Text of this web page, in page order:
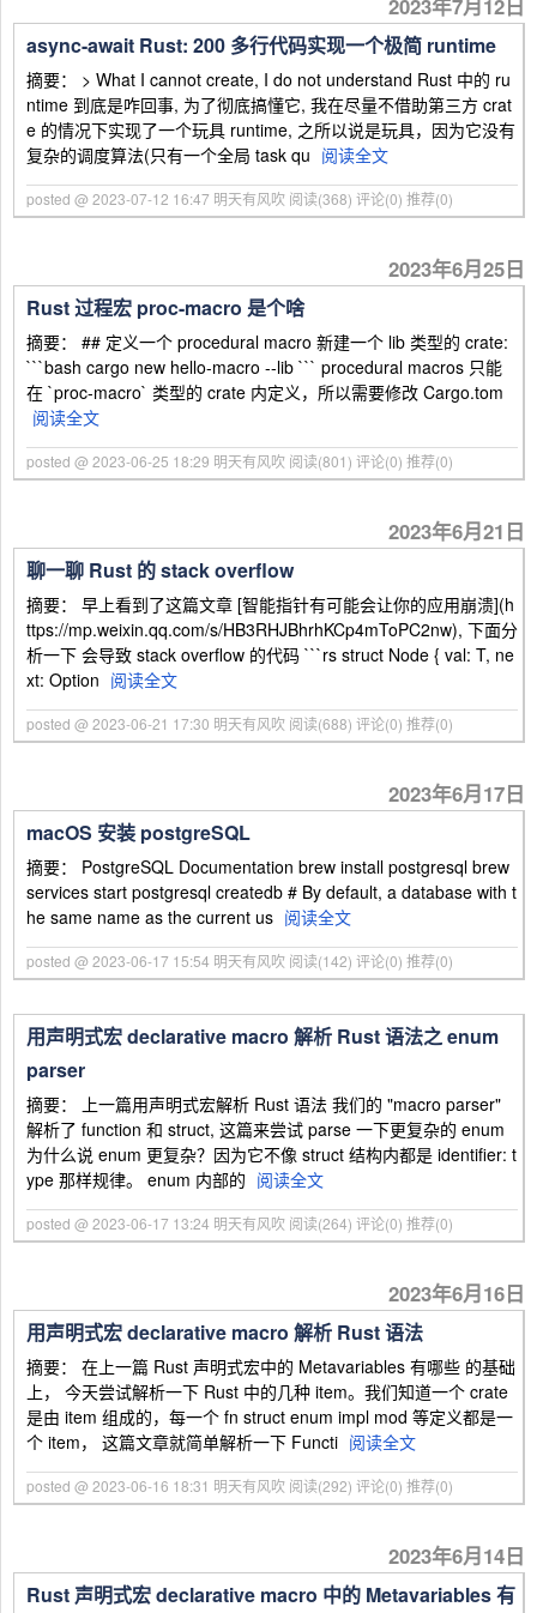
2023年7月12日
async-await Rust: 200 多行代码实现一个极简 runtime
摘要： > What I cannot create, I do not understand Rust 中的 ru
ntime 到底是咋回事, 为了彻底搞懂它, 我在尽量不借助第三方 crat
e 的情况下实现了一个玩具 runtime, 之所以说是玩具，因为它没有
复杂的调度算法(只有一个全局 task qu 阅读全文
posted @ 2023-07-12 16:47 明天有风吹 阅读(368) 评论(0) 推荐(0)
2023年6月25日
Rust 过程宏 proc-macro 是个啥
摘要： ## 定义一个 procedural macro 新建一个 lib 类型的 crate:
```bash cargo new hello-macro --lib ``` procedural macros 只能
在 `proc-macro` 类型的 crate 内定义，所以需要修改 Cargo.tom
阅读全文
posted @ 2023-06-25 18:29 明天有风吹 阅读(801) 评论(0) 推荐(0)
2023年6月21日
聊一聊 Rust 的 stack overflow
摘要： 早上看到了这篇文章 [智能指针有可能会让你的应用崩溃](h
ttps://mp.weixin.qq.com/s/HB3RHJBhrhKCp4mToPC2nw), 下面分
析一下 会导致 stack overflow 的代码 ```rs struct Node { val: T, ne
xt: Option 阅读全文
posted @ 2023-06-21 17:30 明天有风吹 阅读(688) 评论(0) 推荐(0)
2023年6月17日
macOS 安装 postgreSQL
摘要： PostgreSQL Documentation brew install postgresql brew
services start postgresql createdb # By default, a database with t
he same name as the current us 阅读全文
posted @ 2023-06-17 15:54 明天有风吹 阅读(142) 评论(0) 推荐(0)
用声明式宏 declarative macro 解析 Rust 语法之 enum
parser
摘要： 上一篇用声明式宏解析 Rust 语法 我们的 "macro parser"
解析了 function 和 struct, 这篇来尝试 parse 一下更复杂的 enum
为什么说 enum 更复杂？因为它不像 struct 结构内都是 identifier: t
ype 那样规律。 enum 内部的 阅读全文
posted @ 2023-06-17 13:24 明天有风吹 阅读(264) 评论(0) 推荐(0)
2023年6月16日
用声明式宏 declarative macro 解析 Rust 语法
摘要： 在上一篇 Rust 声明式宏中的 Metavariables 有哪些 的基础
上， 今天尝试解析一下 Rust 中的几种 item。我们知道一个 crate
是由 item 组成的，每一个 fn struct enum impl mod 等定义都是一
个 item， 这篇文章就简单解析一下 Functi 阅读全文
posted @ 2023-06-16 18:31 明天有风吹 阅读(292) 评论(0) 推荐(0)
2023年6月14日
Rust 声明式宏 declarative macro 中的 Metavariables 有